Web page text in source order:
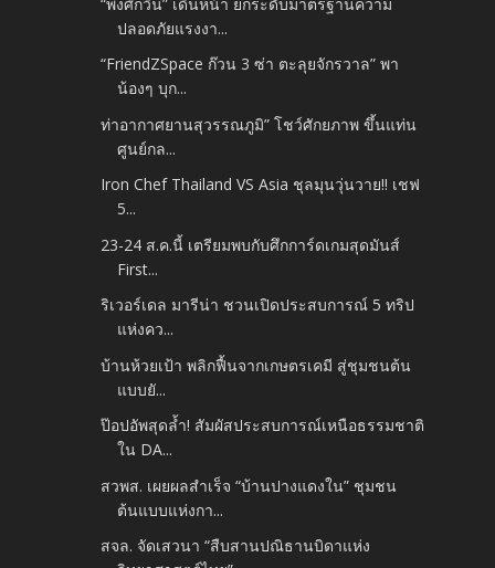
ปลอดภัยแรงงา...
“FriendZSpace ก๊วน 3 ซ่า ตะลุยจักรวาล” พา
น้องๆ บุก...
ท่าอากาศยานสุวรรณภูมิ” โชว์ศักยภาพ ขึ้นแท่น
ศูนย์กล...
Iron Chef Thailand VS Asia ชุลมุนวุ่นวาย!! เชฟ
5...
23-24 ส.ค.นี้ เตรียมพบกับศึกการ์ดเกมสุดมันส์
First...
ริเวอร์เดล มารีน่า ชวนเปิดประสบการณ์ 5 ทริป
แห่งคว...
บ้านห้วยเป้า พลิกฟื้นจากเกษตรเคมี สู่ชุมชนต้น
แบบยั...
ป๊อปอัพสุดล้ำ! สัมผัสประสบการณ์เหนือธรรมชาติ
ใน DA...
สวพส. เผยผลสำเร็จ “บ้านปางแดงใน” ชุมชน
ต้นแบบแห่งกา...
สจล. จัดเสวนา “สืบสานปณิธานบิดาแห่ง